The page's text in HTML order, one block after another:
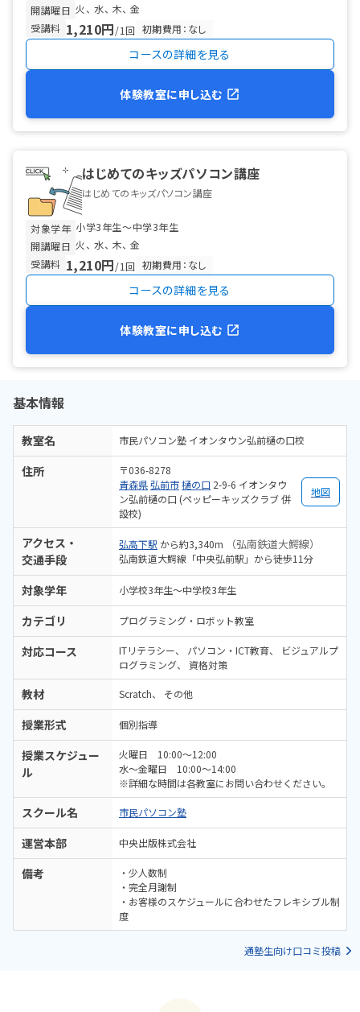
開講曜日 火 水 木
金
受講料 1,210円/1回 初期費用：なし
コースの詳細を見る
体験教室に申し込む
はじめてのキッズパソコン講座
はじめてのキッズパソコン講座
対象学年 小学3年生〜中学3年生
開講曜日 火 水 木
金
受講料 1,210円/1回 初期費用：なし
コースの詳細を見る
体験教室に申し込む
基本情報
教室名 市民パソコン塾 イオンタウン弘前樋の口校
住所
〒036-8278
青森県弘前市樋の口 2-9-6 イオンタウ
ン弘前樋の口 (ペッピーキッズクラブ 併
設校)
地図
アクセス・
交通手段
弘高下駅 から約3,340m （弘南鉄道大鰐線）
弘南鉄道大鰐線「中央弘前駅」から徒歩11分
対象学年 小学校3年生～中学校3年生
カテゴリ プログラミング・ロボット教室
対応コース ITリテラシー パソコン・ICT教育
ビジュアルプ
ログラミング
資格対策
教材 Scratch その他
授業形式 個別指導
授業スケジュー
ル
火曜日 10:00～12:00
水～金曜日 10:00～14:00
※詳細な時間は各教室にお問い合わせください。
スクール名 市民パソコン塾
運営本部 中央出版株式会社
備考
・少人数制
・完全月謝制
・お客様のスケジュールに合わせたフレキシブル制
度
通塾生向け口コミ投稿